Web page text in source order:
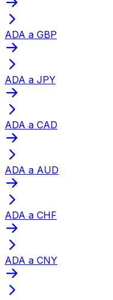
ADA a GBP
ADA a JPY
ADA a CAD
ADA a AUD
ADA a CHF
ADA a CNY